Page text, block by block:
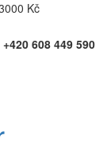
Kč
608 449 590